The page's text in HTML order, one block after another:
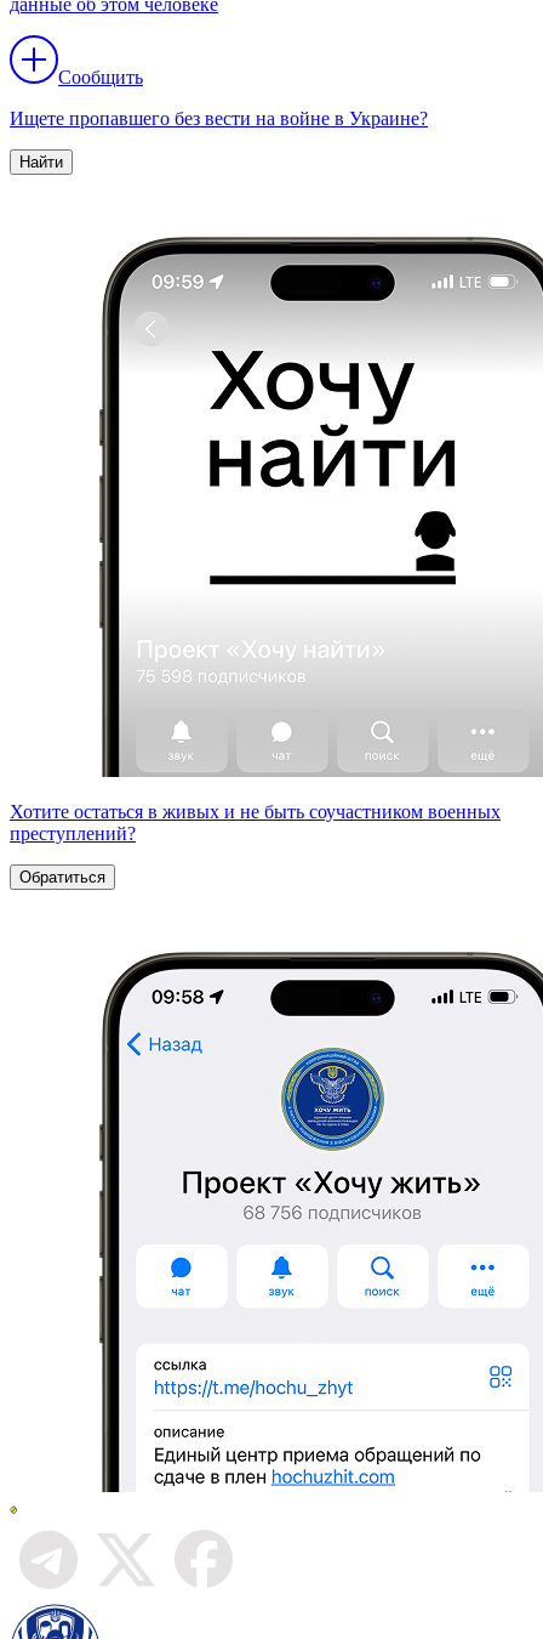
Сообщить
Ищете пропавшего без вести на войне в Украине?
Найти
Хотите остаться в живых и не быть соучастником военных
преступлений?
Обратиться